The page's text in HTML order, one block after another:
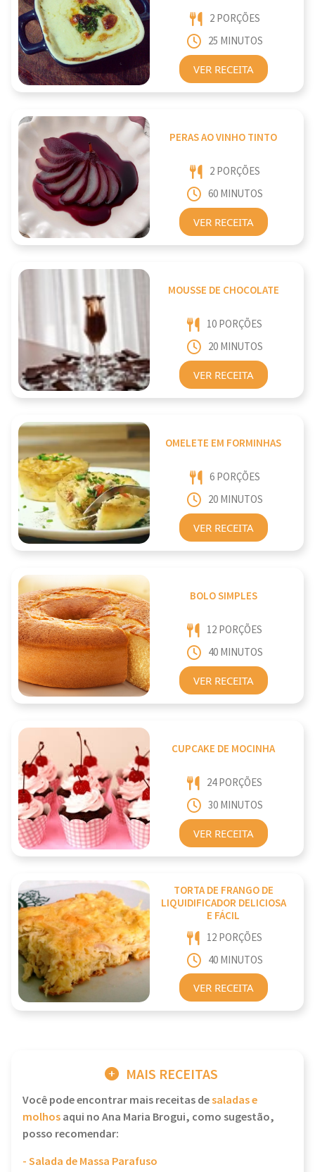
2 PORÇÕES
25 MINUTOS
VER RECEITA
PERAS AO VINHO TINTO
2 PORÇÕES
60 MINUTOS
VER RECEITA
MOUSSE DE CHOCOLATE
10 PORÇÕES
20 MINUTOS
VER RECEITA
OMELETE EM FORMINHAS
6 PORÇÕES
20 MINUTOS
VER RECEITA
BOLO SIMPLES
12 PORÇÕES
40 MINUTOS
VER RECEITA
CUPCAKE DE MOCINHA
24 PORÇÕES
30 MINUTOS
VER RECEITA
TORTA DE FRANGO DE
LIQUIDIFICADOR DELICIOSA
E FÁCIL
12 PORÇÕES
40 MINUTOS
VER RECEITA
MAIS RECEITAS
Você pode encontrar mais receitas desaladas e
molhosaqui no Ana Maria Brogui, como sugestão,
posso recomendar:
- Salada de Massa Parafuso